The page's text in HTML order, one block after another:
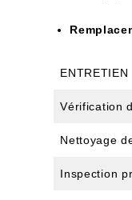
ENTRETIEN
Vérification
Nettoyage
Inspection